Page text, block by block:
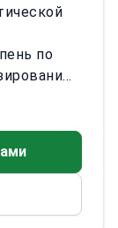
по